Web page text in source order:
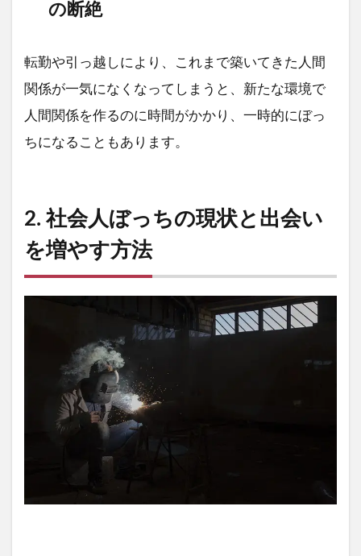
の断絶
転勤や引っ越しにより、これまで築いてきた人間
関係が一気になくなってしまうと、新たな環境で
人間関係を作るのに時間がかかり、一時的にぼっ
ちになることもあります。
2. 社会人ぼっちの現状と出会い
を増やす方法